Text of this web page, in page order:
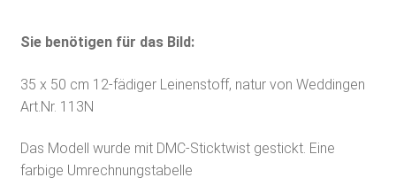
Sie benötigen für das Bild:
35 x 50 cm 12-fädiger Leinenstoff, natur von Weddingen
Art.Nr. 113N
Das Modell wurde mit DMC-Sticktwist gestickt. Eine
farbige Umrechnungstabelle